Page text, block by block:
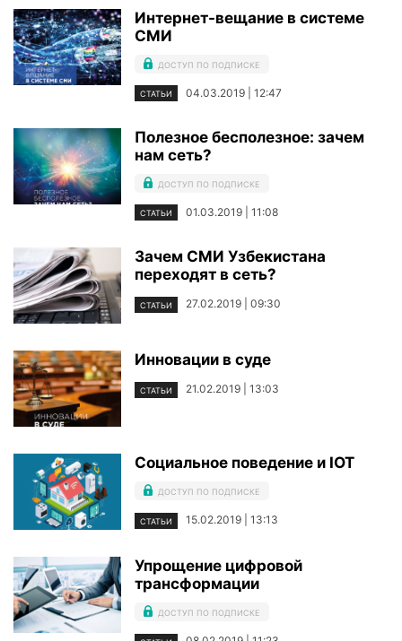
Интернет-вещание в системе
СМИ
ДОСТУП ПО ПОДПИСКЕ
СТАТЬИ 04.03.2019 | 12:47
Полезное бесполезное: зачем
нам сеть?
ДОСТУП ПО ПОДПИСКЕ
СТАТЬИ 01.03.2019 | 11:08
Зачем СМИ Узбекистана
переходят в сеть?
СТАТЬИ 27.02.2019 | 09:30
Инновации в суде
СТАТЬИ 21.02.2019 | 13:03
Социальное поведение и IOT
ДОСТУП ПО ПОДПИСКЕ
СТАТЬИ 15.02.2019 | 13:13
Упрощение цифровой
трансформации
ДОСТУП ПО ПОДПИСКЕ